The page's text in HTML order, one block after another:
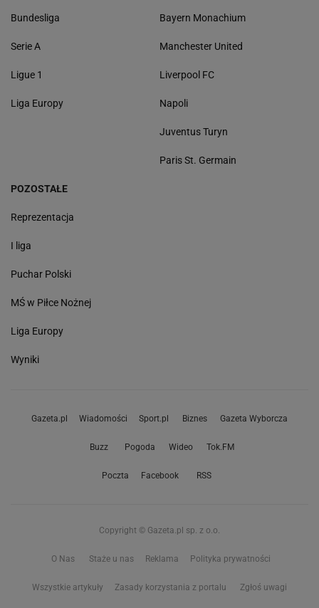
Bundesliga
Serie A
Ligue 1
Liga Europy
Bayern Monachium
Manchester United
Liverpool FC
Napoli
Juventus Turyn
Paris St. Germain
POZOSTAŁE
Reprezentacja
I liga
Puchar Polski
MŚ w Piłce Nożnej
Liga Europy
Wyniki
Gazeta.pl Wiadomości Sport.pl Biznes Gazeta Wyborcza
Buzz Pogoda Wideo Tok.FM
Poczta Facebook RSS
Copyright © Gazeta.pl sp. z o.o.
O Nas Staże u nas Reklama Polityka prywatności
Wszystkie artykuły Zasady korzystania z portalu Zgłoś uwagi